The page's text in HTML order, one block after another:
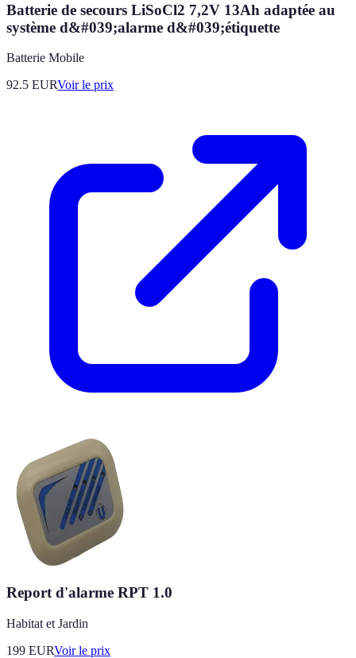
Batterie de secours LiSoCl2 7,2V 13Ah adaptée au
système d&#039;alarme d&#039;étiquette
Batterie Mobile
92.5 EURVoir le prix
Report d'alarme RPT 1.0
Habitat et Jardin
199 EURVoir le prix